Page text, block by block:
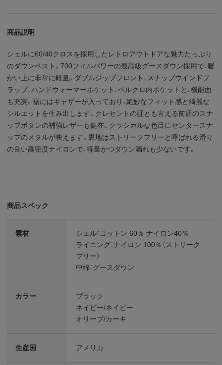
商品説明
シェルに60/40クロスを採用したレトロアウトドアな魅力たっぷり
のダウンベスト。700フィルパワーの最高級グースダウン採用で、暖
かい上に非常に軽量。ダブルジップフロント、スナップウインドフ
ラップ、ハンドウォーマーポケット、ベルクロ内ポケットと、機能面
も充実。裾にはギャザーが入っており、絶妙なフィット感と綺麗な
シルエットを生み出します。クレセントの証とも言える前盾のスナ
ップボタンの補強レザーも健在。クラシカルな色目にセンタースナ
ップのメタルが映えます。裏地はストリークフリーと呼ばれる滑り
の良い高密度ナイロンで、軽量かつダウン漏れも少ないです。
商品スペック
素材
シェル：コットン 60％ ナイロン40％
ライニング：ナイロン 100％（ストリーク
フリー）
中綿：グースダウン
カラー
ブラック
ネイビー/ネイビー
オリーブ/カーキ
生産国 アメリカ